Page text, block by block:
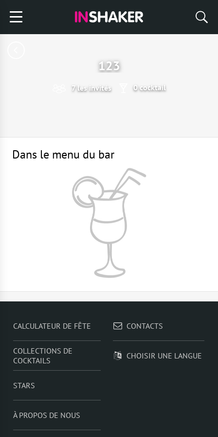
123
7 les invités 0 cocktail
Dans le menu du bar
CALCULATEUR DE FÊTE
COLLECTIONS DE
COCKTAILS
STARS
À PROPOS DE NOUS
CONTACTS
CHOISIR UNE LANGUE